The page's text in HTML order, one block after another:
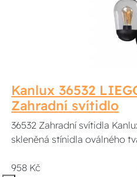
Kanlux 36532
Zahradní svítidlo
36532 Zahradní svítidla
skleněná stínidla oválného
958 Kč